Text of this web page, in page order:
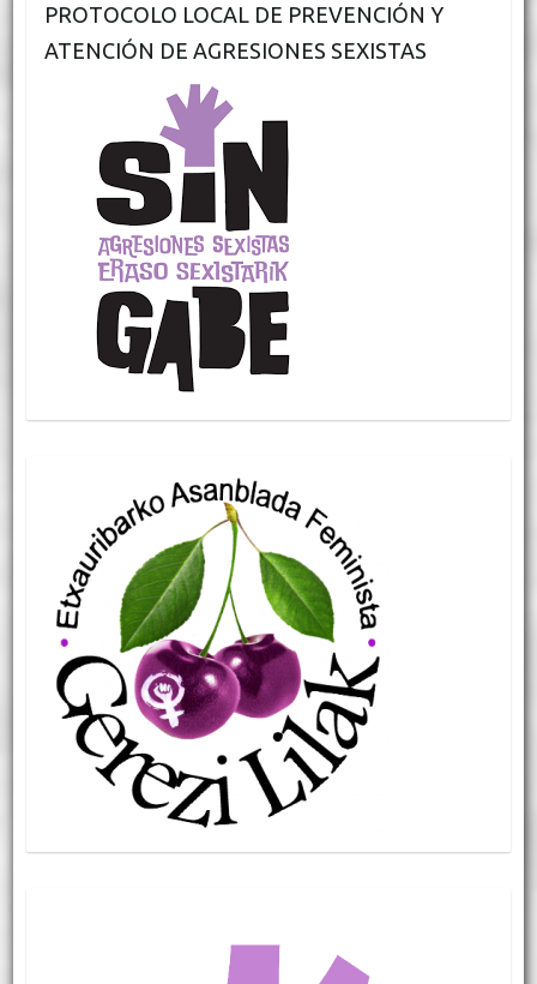
PROTOCOLO LOCAL DE PREVENCIÓN Y
ATENCIÓN DE AGRESIONES SEXISTAS